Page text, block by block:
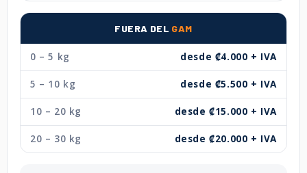
FUERA DEL GAM
0 – 5 kg desde ₡4.000 + IVA
5 – 10 kg desde ₡5.500 + IVA
10 – 20 kg desde ₡15.000 + IVA
20 – 30 kg desde ₡20.000 + IVA